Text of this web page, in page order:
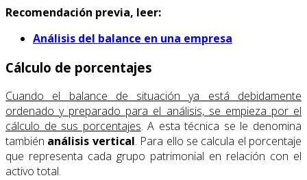
Recomendación previa, leer:
Análisis del balance en una empresa
Cálculo de porcentajes
Cuando el balance de situación ya está debidamente
ordenado y preparado para el análisis, se empieza por el
cálculo de sus porcentajes. A esta técnica se le denomina
también análisis vertical. Para ello se calcula el porcentaje
que representa cada grupo patrimonial en relación con el
activo total.